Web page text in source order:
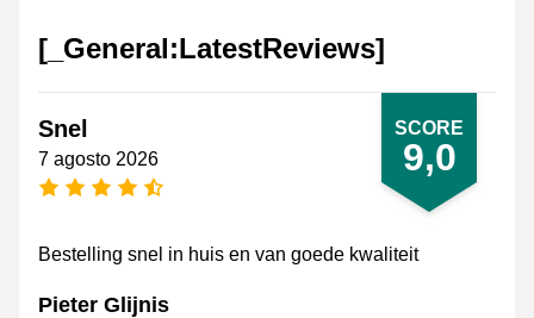
[_General:LatestReviews]
SCORE
9,0
Snel
7 agosto 2026
[_General:NumberOfStarsPluralFormat]
Bestelling snel in huis en van goede kwaliteit
Pieter Glijnis